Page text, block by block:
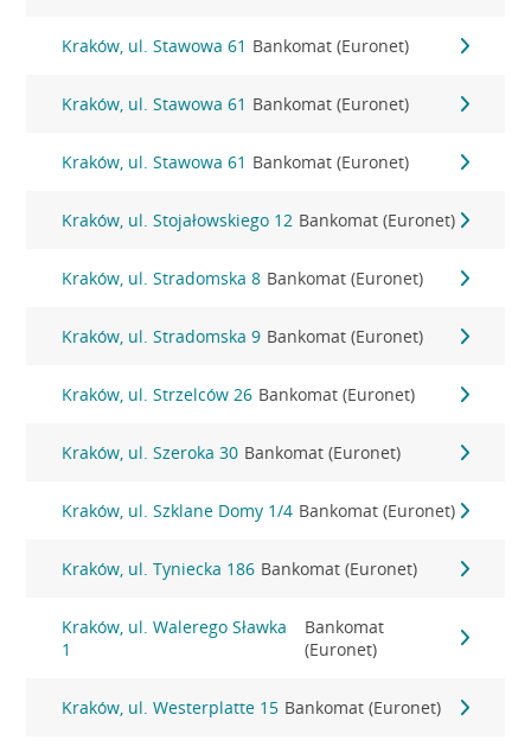
Kraków, ul. Stawowa 61 Bankomat (Euronet)
Kraków, ul. Stawowa 61 Bankomat (Euronet)
Kraków, ul. Stawowa 61 Bankomat (Euronet)
Kraków, ul. Stojałowskiego 12 Bankomat (Euronet)
Kraków, ul. Stradomska 8 Bankomat (Euronet)
Kraków, ul. Stradomska 9 Bankomat (Euronet)
Kraków, ul. Strzelców 26 Bankomat (Euronet)
Kraków, ul. Szeroka 30 Bankomat (Euronet)
Kraków, ul. Szklane Domy 1/4 Bankomat (Euronet)
Kraków, ul. Tyniecka 186 Bankomat (Euronet)
Kraków, ul. Walerego Sławka
1
Bankomat
(Euronet)
Kraków, ul. Westerplatte 15 Bankomat (Euronet)